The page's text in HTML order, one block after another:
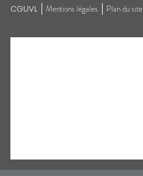
CGUVL Mentions légales Plan du site